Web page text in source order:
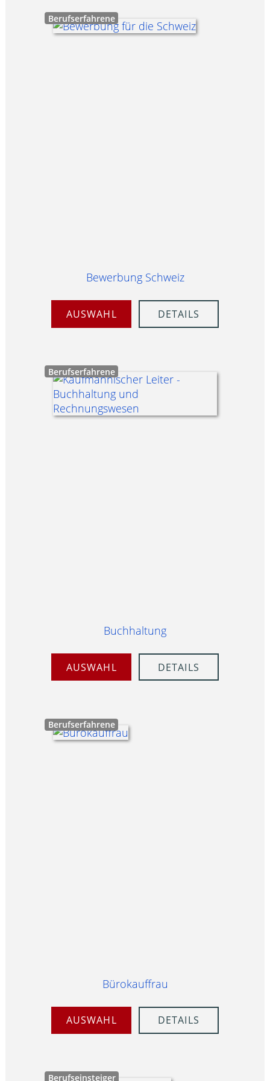
Berufserfahrene
Bewerbung Schweiz
AUSWAHL DETAILS
Berufserfahrene
Buchhaltung
AUSWAHL DETAILS
Berufserfahrene
Bürokauffrau
AUSWAHL DETAILS
Berufseinsteiger